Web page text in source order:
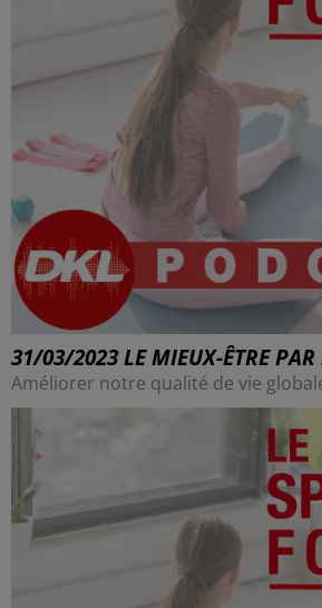
31/03/2023 LE MIEUX-ÊTRE PAR
Améliorer notre qualité de vie